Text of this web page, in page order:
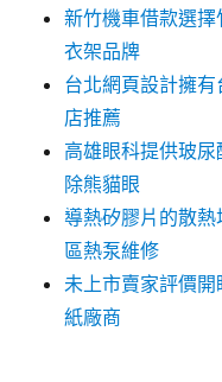
新竹機車借款選
衣架品牌
台北網頁設計擁
店推薦
高雄眼科提供玻
除熊貓眼
導熱矽膠片的散
區熱泵維修
未上市賣家評價
紙廠商